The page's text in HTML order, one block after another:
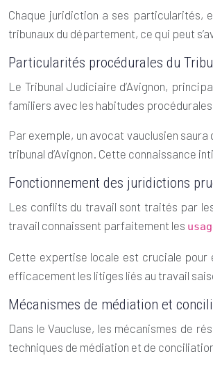
Chaque juridiction a ses particularités,
tribunaux du département, ce qui peut
Particularités procédurales du
Le Tribunal Judiciaire d’Avignon,
familiers avec les habitudes
Par exemple, un avocat vauclusien
tribunal d’Avignon. Cette connaissance
Fonctionnement des juridictions
Les conflits du travail sont traités par
travail connaissent parfaitement les
Cette expertise locale est cruciale pour
efficacement les litiges liés au travail
Mécanismes de médiation et
Dans le Vaucluse, les mécanismes de
techniques de médiation et de